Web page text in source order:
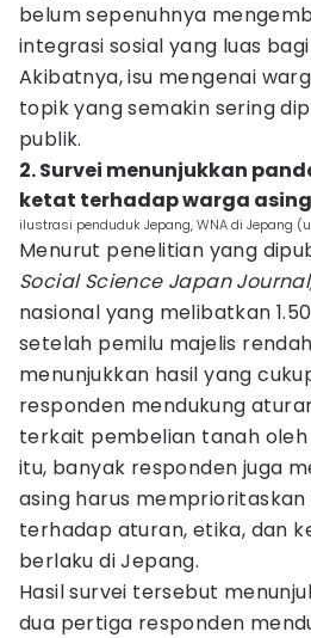
belum sepenuhnya
integrasi sosial yang luas
Akibatnya, isu mengenai
topik yang semakin sering
publik.
2. Survei menunjukkan
ketat terhadap warga asing
ilustrasi penduduk Jepang, WNA di Jepang
Menurut penelitian yang
Social Science Japan
nasional yang melibatkan
setelah pemilu majelis
menunjukkan hasil yang
responden mendukung
terkait pembelian tanah oleh
itu, banyak responden juga
asing harus
terhadap aturan, etika, dan
berlaku di Jepang.
Hasil survei tersebut
dua pertiga responden